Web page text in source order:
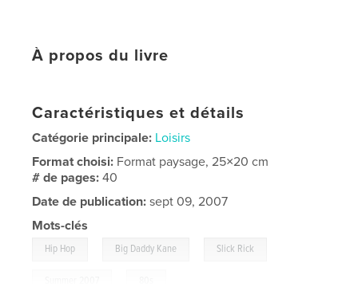
À propos du livre
Caractéristiques et détails
Catégorie principale: Loisirs
Format choisi: Format paysage, 25×20 cm
# de pages:40
Date de publication: sept 09, 2007
Mots-clés
Hip Hop Big Daddy Kane Slick Rick